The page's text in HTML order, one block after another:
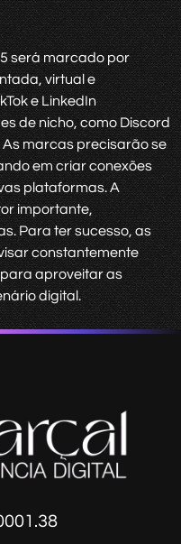
será marcado por
virtual e
e LinkedIn
de nicho, como Discord
marcas precisarão se
em criar conexões
plataformas. A
importante,
Para ter sucesso, as
constantemente
aproveitar as
digital.